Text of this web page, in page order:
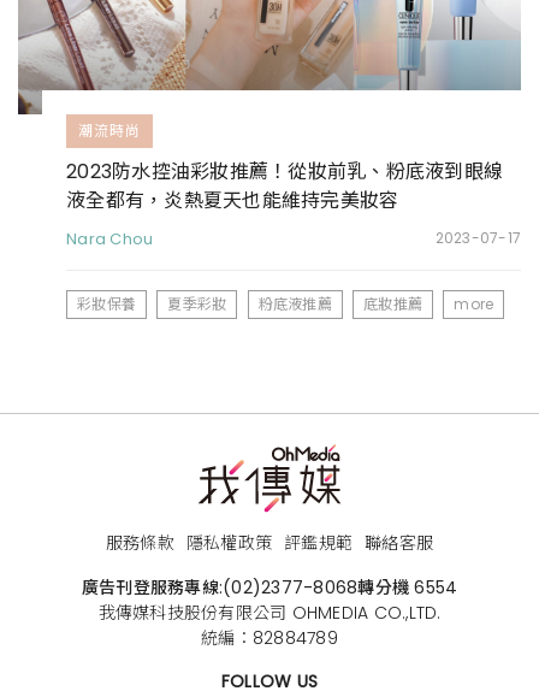
潮流時尚
2023防水控油彩妝推薦！從妝前乳、粉底液到眼線
液全都有，炎熱夏天也能維持完美妝容
Nara Chou 2023-07-17
彩妝保養 夏季彩妝 粉底液推薦 底妝推薦 more
服務條款 隱私權政策 評鑑規範 聯絡客服
廣告刊登服務專線:(02)2377-8068轉分機 6554
我傳媒科技股份有限公司 OHMEDIA CO.,LTD.
統編：82884789
FOLLOW US